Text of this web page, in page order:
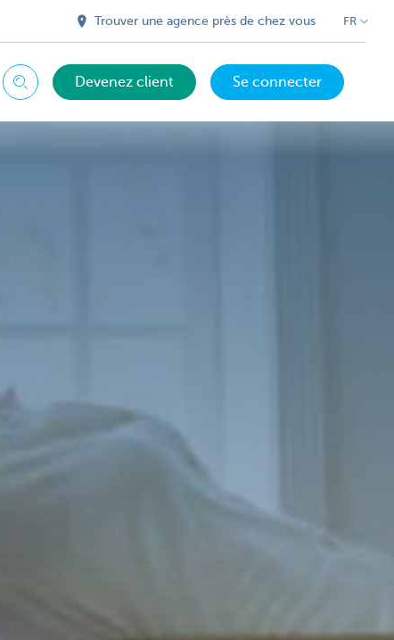
Trouver une agence près de chez vous FR
ChercherDevenez client Se connecter